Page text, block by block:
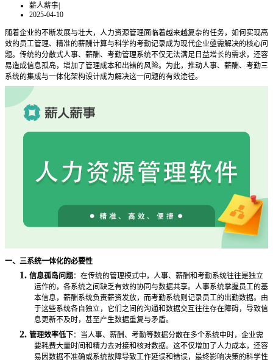
薪人薪事|
2025-04-10
随着企业的不断发展与壮大，人力资源管理面临着越来越复杂的任务，如何实现高
效的员工管理、精准的薪酬计算与科学的考勤记录成为现代企业亟需解决的核心问
题。传统的分散式人事、薪酬、考勤管理系统不仅无法满足日益增长的需求，还容
易造成信息孤岛，增加了管理成本和出错的风险。为此，推动人事、薪酬、考勤三
系统的集成与一体化架构设计成为解决这一问题的有效途径。
一、三系统一体化的必要性
1. 信息孤岛问题：在传统的管理模式中，人事、薪酬和考勤系统往往是独立
运作的，各系统之间缺乏有效的协同与数据共享。人事系统掌握员工的基
本信息，薪酬系统负责薪资发放，而考勤系统则记录员工的出勤数据。由
于这些系统各自独立，它们之间的沟通和数据交互往往存在障碍，导致信
息更新不及时，甚至产生数据重复与矛盾。
2. 管理效率低下 ：当人事、薪酬、考勤等数据分散在多个系统中时，企业需
要耗费大量时间和精力去对接和核对数据。这不仅增加了人力成本，还容
易因数据不准确或系统故障导致工作延误和错误，最终影响决策的科学性